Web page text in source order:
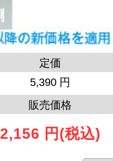
定価
5,390 円
販売価格
2,156 円 (税込)